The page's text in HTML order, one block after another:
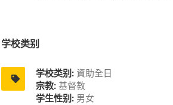
学校类别
学校类别: 資助全日
宗教: 基督教
学生性别: 男女